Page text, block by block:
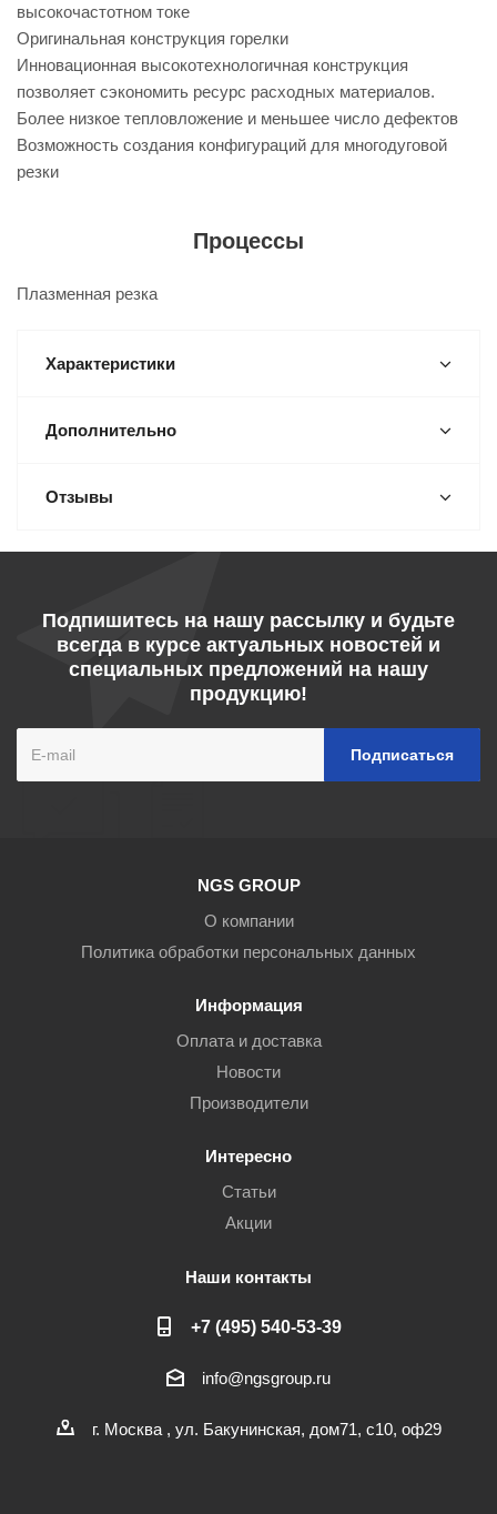
высокочастотном токе
Оригинальная конструкция горелки
Инновационная высокотехнологичная конструкция
позволяет сэкономить ресурс расходных материалов.
Более низкое тепловложение и меньшее число дефектов
Возможность создания конфигураций для многодуговой
резки
Процессы
Плазменная резка
Характеристики
Дополнительно
Отзывы
Подпишитесь на нашу рассылку и будьте
всегда в курсе актуальных новостей и
специальных предложений на нашу
продукцию!
NGS GROUP
О компании
Политика обработки персональных данных
Информация
Оплата и доставка
Новости
Производители
Интересно
Статьи
Акции
Наши контакты
+7 (495) 540-53-39
info@ngsgroup.ru
г. Москва , ул. Бакунинская, дом71, с10, оф29